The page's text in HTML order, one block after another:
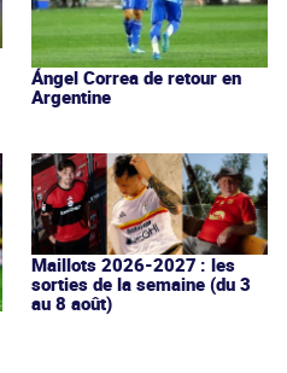
Ángel Correa de retour en
Argentine
Maillots 2026-2027 : les
sorties de la semaine (du 3
au 8 août)